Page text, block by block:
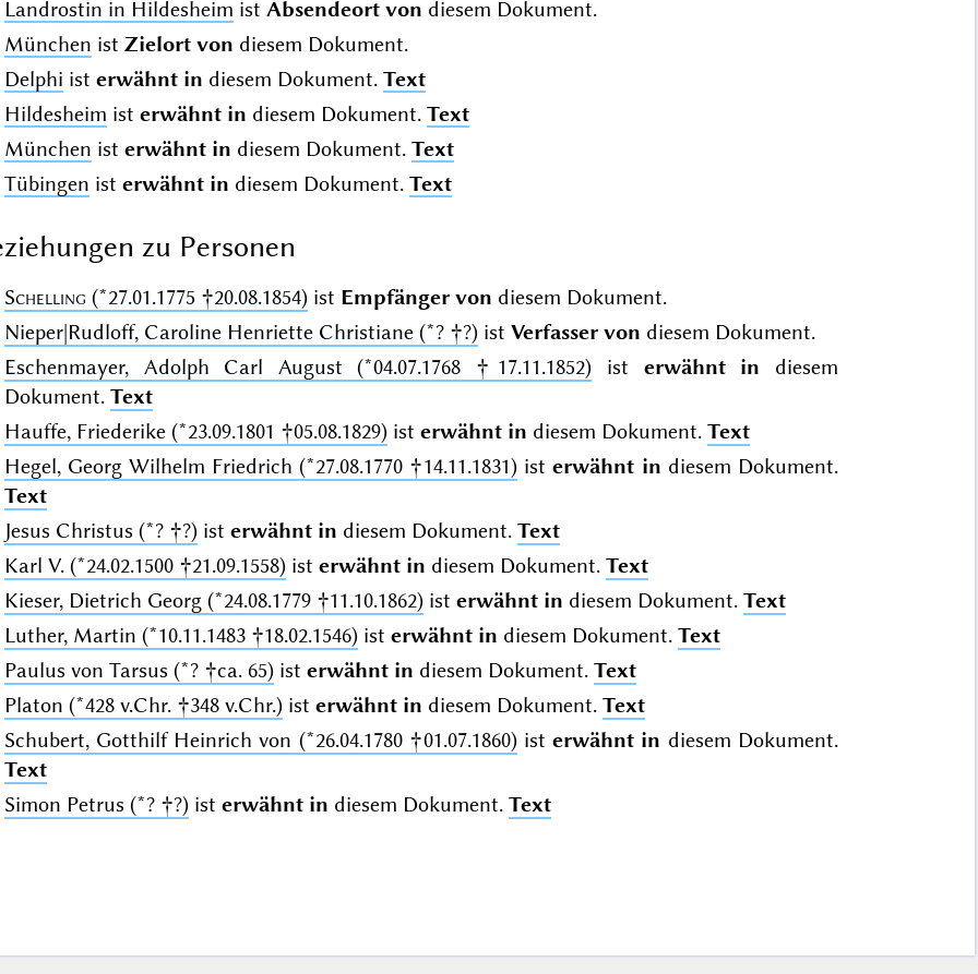
Landrostin in Hildesheim ist Absendeort von diesem Dokument.
München ist Zielort von diesem Dokument.
Delphi ist erwähnt in diesem Dokument. Text
Hildesheim ist erwähnt in diesem Dokument. Text
München ist erwähnt in diesem Dokument. Text
Tübingen ist erwähnt in diesem Dokument. Text
zu Personen
Schelling (*27.01.1775 †20.08.1854)ist Empfänger von diesem Dokument.
Nieper|Rudloff, Caroline Henriette Christiane (*? †?)ist Verfasser von diesem Dokument.
Eschenmayer, Adolph Carl August (*04.07.1768 †17.11.1852) ist erwähnt in diesem
Dokument. Text
Hauffe, Friederike (*23.09.1801 †05.08.1829)ist erwähnt in diesem Dokument. Text
Hegel, Georg Wilhelm Friedrich (*27.08.1770 †14.11.1831) isterwähnt in diesem Dokument.
Text
Jesus Christus (*? †?)ist erwähnt in diesem Dokument. Text
Karl V. (*24.02.1500 †21.09.1558)ist erwähnt in diesem Dokument. Text
Kieser, Dietrich Georg (*24.08.1779 †11.10.1862)ist erwähnt in diesem Dokument. Text
Luther, Martin (*10.11.1483 †18.02.1546)ist erwähnt in diesem Dokument. Text
Paulus von Tarsus (*? †ca. 65)ist erwähnt in diesem Dokument. Text
Platon (*428 v.Chr. †348 v.Chr.)ist erwähnt in diesem Dokument. Text
Schubert, Gotthilf Heinrich von (*26.04.1780 †01.07.1860)isterwähnt in diesem Dokument.
Text
Simon Petrus (*? †?)ist erwähnt in diesem Dokument. Text